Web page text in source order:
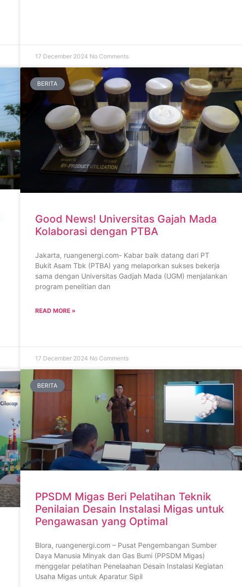
17 December 2024 No Comments
BERITA
Good News! Universitas Gajah Mada
Kolaborasi dengan PTBA
Jakarta, ruangenergi.com- Kabar baik datang dari PT
Bukit Asam Tbk (PTBA) yang melaporkan sukses bekerja
sama dengan Universitas Gadjah Mada (UGM) menjalankan
program penelitian dan
READ MORE »
17 December 2024 No Comments
BERITA
PPSDM Migas Beri Pelatihan Teknik
Penilaian Desain Instalasi Migas untuk
Pengawasan yang Optimal
Blora, ruangenergi.com – Pusat Pengembangan Sumber
Daya Manusia Minyak dan Gas Bumi (PPSDM Migas)
menggelar pelatihan Penelaahan Desain Instalasi Kegiatan
Usaha Migas untuk Aparatur Sipil